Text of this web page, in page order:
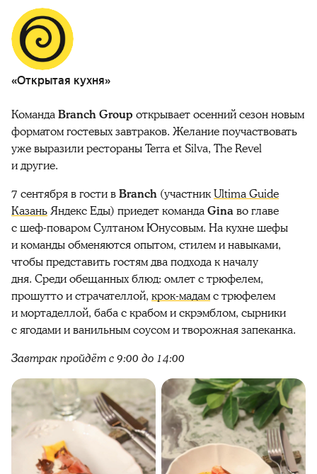
«Открытая кухня»
КомандаBranch Group открывает осенний сезон новым
форматом гостевых завтраков. Желание поучаствовать
уже выразили рестораны Terra et Silva, The Revel
и другие.
7 сентября в гости вBranch (участникUltima Guide
КазаньЯндекс Еды) приедет командаGinaво главе
с шеф-поваром Султаном Юнусовым. На кухне шефы
и команды обменяются опытом, стилем и навыками,
чтобы представить гостям два подхода к началу
дня. Среди обещанных блюд: омлет с трюфелем,
прошутто и страчателлой, крок-мадамс трюфелем
и мортаделлой, баба с крабом и скрэмблом, сырники
с ягодами и ванильным соусом и творожная запеканка.
Завтрак пройдёт с 9:00 до 14:00